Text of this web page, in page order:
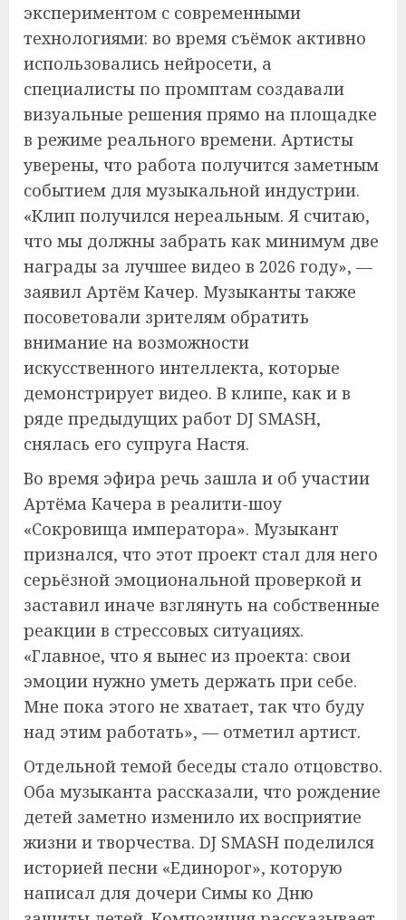
экспериментом с современными
технологиями: во время съёмок активно
использовались нейросети, а
специалисты по промптам создавали
визуальные решения прямо на площадке
в режиме реального времени. Артисты
уверены, что работа получится заметным
событием для музыкальной индустрии.
«Клип получился нереальным. Я считаю,
что мы должны забрать как минимум две
награды за лучшее видео в 2026 году», —
заявил Артём Качер. Музыканты также
посоветовали зрителям обратить
внимание на возможности
искусственного интеллекта, которые
демонстрирует видео. В клипе, как и в
ряде предыдущих работ DJ SMASH,
снялась его супруга Настя.
Во время эфира речь зашла и об участии
Артёма Качера в реалити-шоу
«Сокровища императора». Музыкант
признался, что этот проект стал для него
серьёзной эмоциональной проверкой и
заставил иначе взглянуть на собственные
реакции в стрессовых ситуациях.
«Главное, что я вынес из проекта: свои
эмоции нужно уметь держать при себе.
Мне пока этого не хватает, так что буду
над этим работать», — отметил артист.
Отдельной темой беседы стало отцовство.
Оба музыканта рассказали, что рождение
детей заметно изменило их восприятие
жизни и творчества. DJ SMASH поделился
историей песни «Единорог», которую
написал для дочери Симы ко Дню